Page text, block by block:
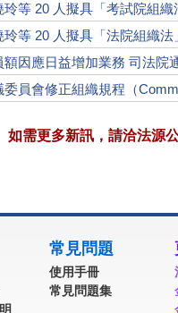
玲等 20 人擬具「考試院組
玲等 20 人擬具「法院組織
因應日益增加業務 司法院
員會修正組織規程（
如需更多新訊，請洽法源
常見問題
使用手冊
常見問題集